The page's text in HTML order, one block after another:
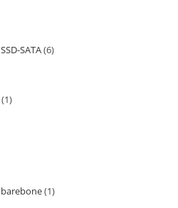
SSD-SATA 6
1
barebone 1